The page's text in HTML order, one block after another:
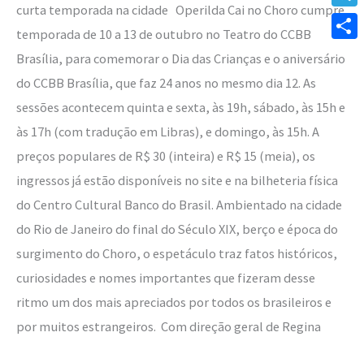
curta temporada na cidade Operilda Cai no Choro cumpre
temporada de 10 a 13 de outubro no Teatro do CCBB
Brasília, para comemorar o Dia das Crianças e o aniversário
do CCBB Brasília, que faz 24 anos no mesmo dia 12. As
sessões acontecem quinta e sexta, às 19h, sábado, às 15h e
às 17h (com tradução em Libras), e domingo, às 15h. A
preços populares de R$ 30 (inteira) e R$ 15 (meia), os
ingressos já estão disponíveis no site e na bilheteria física
do Centro Cultural Banco do Brasil. Ambientado na cidade
do Rio de Janeiro do final do Século XIX, berço e época do
surgimento do Choro, o espetáculo traz fatos históricos,
curiosidades e nomes importantes que fizeram desse
ritmo um dos mais apreciados por todos os brasileiros e
por muitos estrangeiros. Com direção geral de Regina
Share